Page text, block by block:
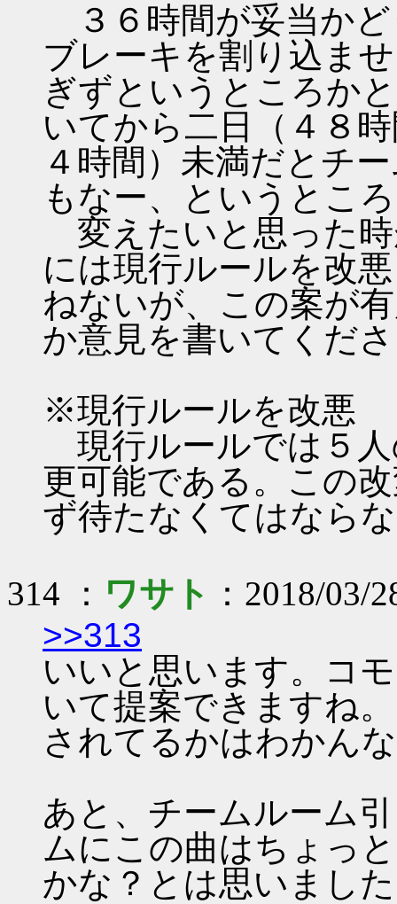
３６時間が妥当か
ブレーキを割り込ま
ぎずというところか
いてから二日（４８
４時間）未満だとチ
もなー、というとこ
変えたいと思った
には現行ルールを改
ねないが、この案が
か意見を書いてくだ
※現行ルールを改悪
現行ルールでは５
更可能である。この
ず待たなくてはなら
314 ： ワサト ：2018/03/
>>313
いいと思います。コ
いて提案できますね
されてるかはわかん
あと、チームルーム
ムにこの曲はちょっ
かな？とは思いまし